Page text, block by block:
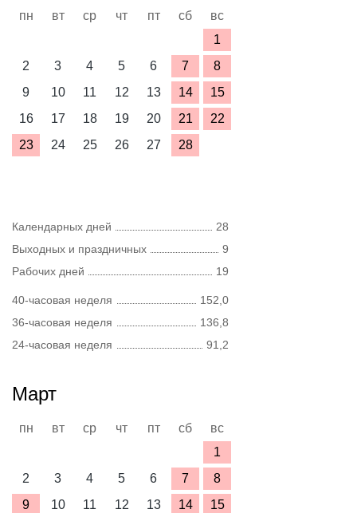
пн вт ср чт пт сб
вс
1
2
3 4 5 6 7
8
9
10 11 12 13 14
15
16
17 18 19 20 21
22
23
24 25 26 27 28
Календарных дней
28
Выходных и праздничных
9
Рабочих дней
19
40-часовая неделя
152,0
36-часовая неделя
136,8
24-часовая неделя
91,2
Март
пн вт ср чт пт сб
вс
1
2
3 4 5 6 7
8
9
10 11 12 13 14
15